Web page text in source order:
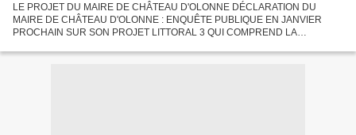
LE PROJET DU MAIRE DE CHÂTEAU D'OLONNE DÉCLARATION DU
MAIRE DE CHÂTEAU D'OLONNE : ENQUÊTE PUBLIQUE EN JANVIER
PROCHAIN SUR SON PROJET LITTORAL 3 QUI COMPREND LA
GÉOMÉTRIE VARIABLE Cette information...